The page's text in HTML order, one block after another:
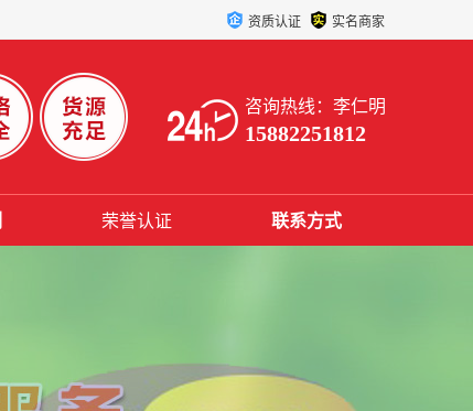
资质认证 实名商家
咨询热线：李仁明
15882251812
荣誉认证 联系方式